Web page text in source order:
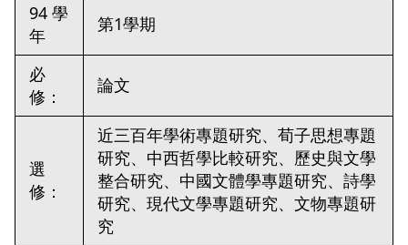
94 學
年
第1學期
必
修：
論文
選
修：
近三百年學術專題研究、荀子思想專題
研究、中西哲學比較研究、歷史與文學
整合研究、中國文體學專題研究、詩學
研究、現代文學專題研究、文物專題研
究